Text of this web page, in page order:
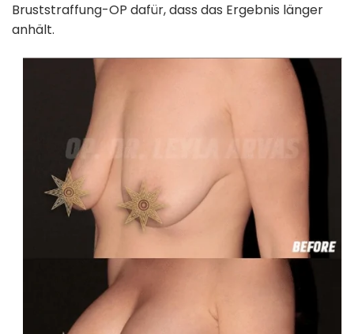
Bruststraffung-OP dafür, dass das Ergebnis länger
anhält.